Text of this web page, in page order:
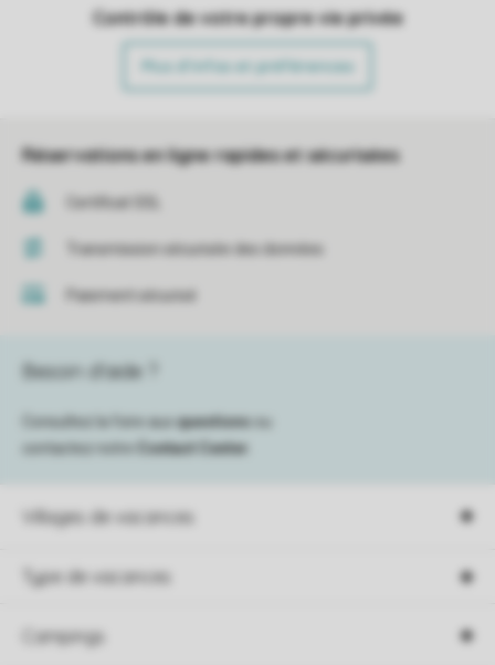
Contrôle de votre propre vie privée
Plus d’infos et préférences
Réservations en ligne rapides et sécurisées
Certificat SSL
Transmission sécurisée des données
Paiement sécurisé
Villages de vacances
Type de vacances
Campings
Besoin d’aide ?
Consultez la foire aux questions
contactez notre
Contact Center